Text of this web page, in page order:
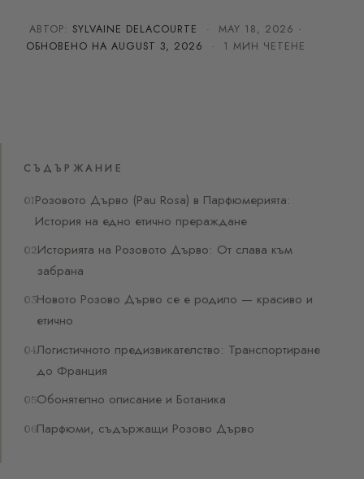
АВТОР: SYLVAINE DELACOURTE · MAY 18, 2026 ·
ОБНОВЕНО НА AUGUST 3, 2026 · 1 МИН ЧЕТЕНЕ
СЪДЪРЖАНИЕ
Розовото Дърво (Pau Rosa) в Парфюмерията:
История на едно етично прераждане
Историята на Розовото Дърво: От слава към
забрана
Новото Розово Дърво се е родило — красиво и
етично
Логистичното предизвикателство: Транспортиране
до Франция
Обонятелно описание и Ботаника
Парфюми, съдържащи Розово Дърво